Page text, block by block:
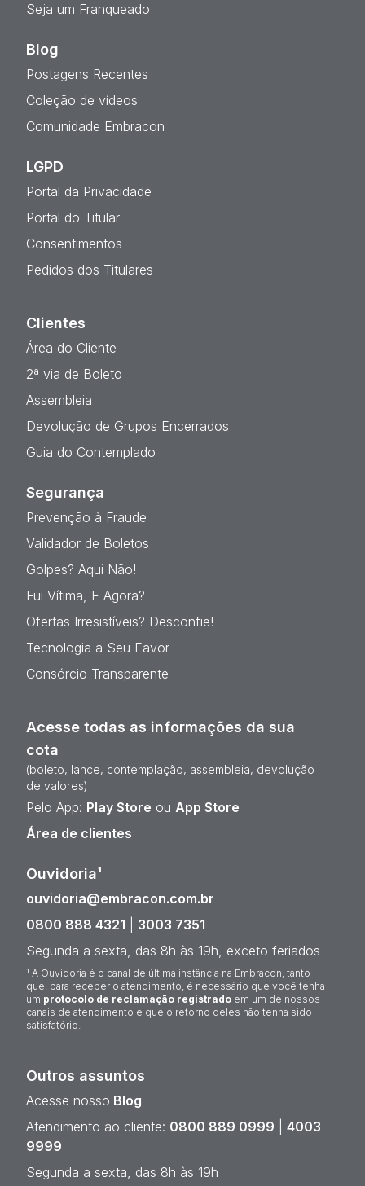
Seja um Franqueado
Blog
Postagens Recentes
Coleção de vídeos
Comunidade Embracon
LGPD
Portal da Privacidade
Portal do Titular
Consentimentos
Pedidos dos Titulares
Clientes
Área do Cliente
2ª via de Boleto
Assembleia
Devolução de Grupos Encerrados
Guia do Contemplado
Segurança
Prevenção à Fraude
Validador de Boletos
Golpes? Aqui Não!
Fui Vítima, E Agora?
Ofertas Irresistíveis? Desconfie!
Tecnologia a Seu Favor
Consórcio Transparente
Acesse todas as informações da sua
cota
(boleto, lance, contemplação, assembleia, devolução
de valores)
Pelo App: Play Store ou App Store
Área de clientes
Ouvidoria¹
ouvidoria@embracon.com.br
0800 888 4321
3003 7351
Segunda a sexta, das 8h às 19h, exceto feriados
¹ A Ouvidoria é o canal de última instância na Embracon, tanto
que, para receber o atendimento, é necessário que você tenha
um protocolo de reclamação registrado em um de nossos
canais de atendimento e que o retorno deles não tenha sido
satisfatório.
Outros assuntos
Acesse nosso Blog
Atendimento ao cliente: 0800 889 0999
4003
9999
Segunda a sexta, das 8h às 19h